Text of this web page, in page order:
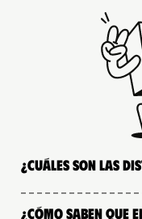
¿Cuáles son las
¿Cómo saben que